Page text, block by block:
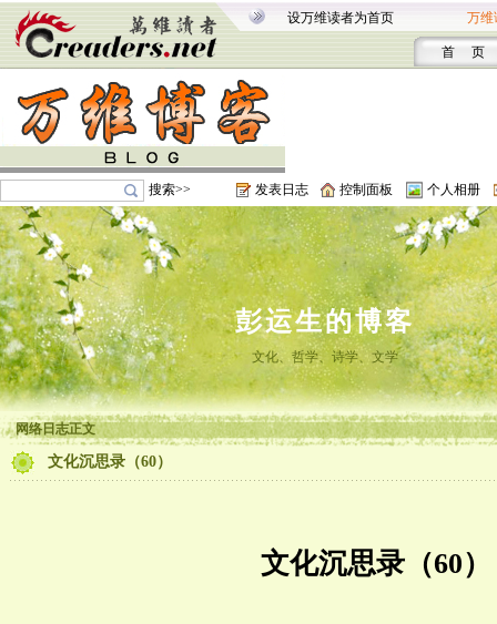
设万维读者为首页 万维
首 页
搜索>> 发表日志 控制面板 个人相册
彭运生的博客
文化、哲学、诗学、文学
网络日志正文
文化沉思录（60）
文化沉思录（60）